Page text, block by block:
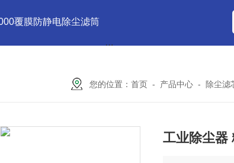
覆膜防静电除尘滤筒 PU注胶 花板孔φ157*500防
您的位置：首页 - 产品中心 - 除尘滤
工业除尘器